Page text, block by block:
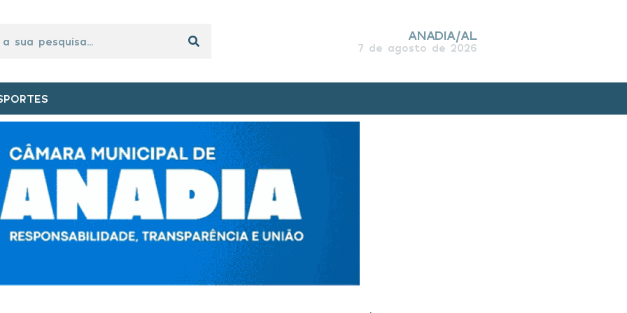
ANADIA/AL
7 de agosto de 2026